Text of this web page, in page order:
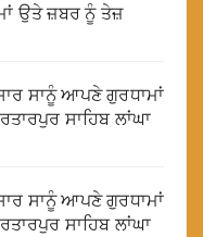
ਉਤੇ ਜ਼ਬਰ ਨੂੰ ਤੇਜ਼
ਸਾਨੂੰ ਆਪਣੇ ਗੁਰਧਾਮਾਂ
ਸਾਹਿਬ ਲਾਂਘਾ
ਸਾਨੂੰ ਆਪਣੇ ਗੁਰਧਾਮਾਂ
ਸਾਹਿਬ ਲਾਂਘਾ